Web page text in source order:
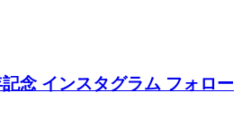
念 インスタグラム フォロー